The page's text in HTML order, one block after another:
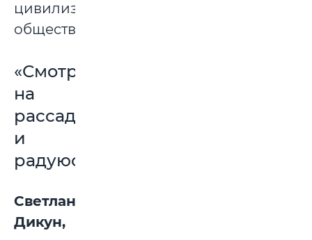
цивилизованном
обществе.
«Смотрю
на
рассаду
и
радуюсь»
Светлана
Дикун,